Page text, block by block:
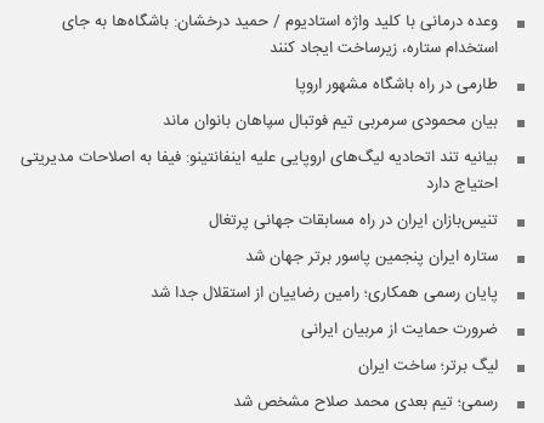
وعده ‌درمانی با کلید واژه استادیوم / حمید درخشان: باشگاه‌ها به جای
استخدام ستاره، زیرساخت ایجاد کنند
طارمی در راه باشگاه مشهور اروپا
بیان محمودی سرمربی تیم فوتبال سپاهان بانوان ماند
بیانیه تند اتحادیه لیگ‌های اروپایی علیه اینفانتینو: فیفا به اصلاحات مدیریتی
احتیاج دارد
تنیس‌بازان ایران در راه مسابقات جهانی پرتغال
ستاره ایران پنجمین پاسور برتر جهان شد
پایان رسمی همکاری؛ رامین رضاییان از استقلال جدا شد
ضرورت حمایت از مربیان ایرانی
لیگ برتر؛ ساخت ایران
رسمی؛ تیم بعدی محمد صلاح مشخص شد